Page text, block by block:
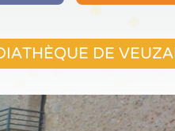
DE